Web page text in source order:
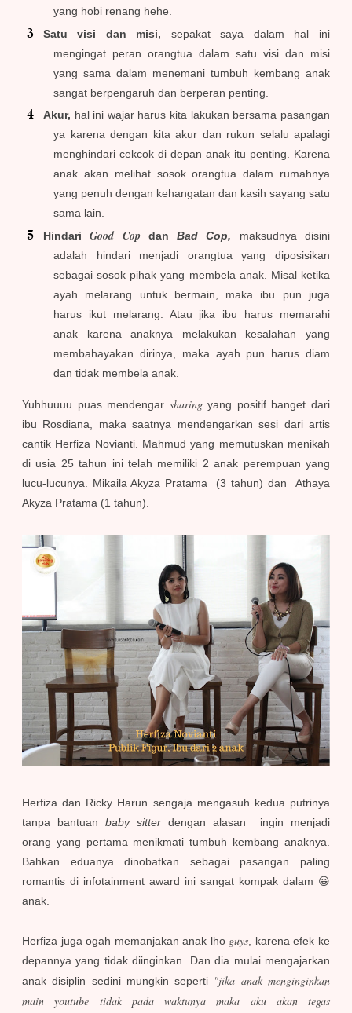
yang hobi renang hehe.
Satu visi dan misi, sepakat saya dalam hal ini
mengingat peran orangtua dalam satu visi dan misi
yang sama dalam menemani tumbuh kembang anak
sangat berpengaruh dan berperan penting.
Akur, hal ini wajar harus kita lakukan bersama pasangan
ya karena dengan kita akur dan rukun selalu apalagi
menghindari cekcok di depan anak itu penting. Karena
anak akan melihat sosok orangtua dalam rumahnya
yang penuh dengan kehangatan dan kasih sayang satu
sama lain.
HindariGood CopdanBad Cop, maksudnya disini
adalah hindari menjadi orangtua yang diposisikan
sebagai sosok pihak yang membela anak. Misal ketika
ayah melarang untuk bermain, maka ibu pun juga
harus ikut melarang. Atau jika ibu harus memarahi
anak karena anaknya melakukan kesalahan yang
membahayakan dirinya, maka ayah pun harus diam
dan tidak membela anak.
Yuhhuuuu puas mendengar sharingyang positif banget dari
ibu Rosdiana, maka saatnya mendengarkan sesi dari artis
cantik Herfiza Novianti. Mahmud yang memutuskan menikah
di usia 25 tahun ini telah memiliki 2 anak perempuan yang
lucu-lucunya. Mikaila Akyza Pratama (3 tahun) dan Athaya
Akyza Pratama (1 tahun).
Herfiza dan Ricky Harun sengaja mengasuh kedua putrinya
tanpa bantuan baby sitter dengan alasan ingin menjadi
orang yang pertama menikmati tumbuh kembang anaknya.
Bahkan eduanya dinobatkan sebagai pasangan paling
romantis di infotainment award ini sangat kompak dalam 😀
anak.
Herfiza juga ogah memanjakan anak lho guys, karena efek ke
depannya yang tidak diinginkan. Dan dia mulai mengajarkan
anak disiplin sedini mungkin seperti "jika anak menginginkan
main youtube tidak pada waktunya maka aku akan tegas